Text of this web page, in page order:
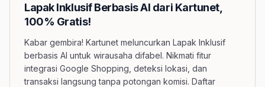
Lapak Inklusif Berbasis AI dari Kartunet,
100% Gratis!
Kabar gembira! Kartunet meluncurkan Lapak Inklusif
berbasis AI untuk wirausaha difabel. Nikmati fitur
integrasi Google Shopping, deteksi lokasi, dan
transaksi langsung tanpa potongan komisi. Daftar